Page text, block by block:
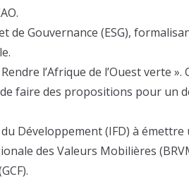
de Gouvernance (ESG),
l’Afrique de l’Ouest verte
faire des propositions pour un
Développement (IFD) à
des Valeurs Mobilières